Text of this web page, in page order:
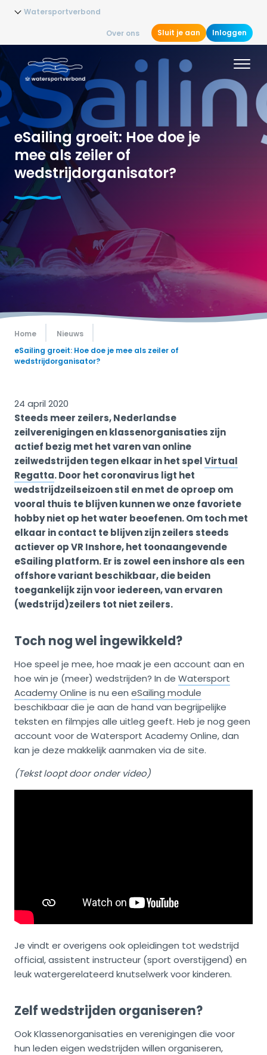
Watersportverbond
Over ons Sluit je aan Inloggen
eSailing groeit: Hoe doe je
mee als zeiler of
wedstrijdorganisator?
Home
Nieuws
eSailing groeit: Hoe doe je mee als zeiler of
wedstrijdorganisator?
24 april 2020
Steeds meer zeilers, Nederlandse
zeilverenigingen en klassenorganisaties zijn
actief bezig met het varen van online
zeilwedstrijden tegen elkaar in het spelVirtual
Regatta. Door het coronavirus ligt het
wedstrijdzeilseizoen stil en met de oproep om
vooral thuis te blijven kunnen we onze favoriete
hobby niet op het water beoefenen. Om toch met
elkaar in contact te blijven zijn zeilers steeds
actiever op VR Inshore, het toonaangevende
eSailing platform. Er is zowel een inshore als een
offshore variant beschikbaar, die beiden
toegankelijk zijn voor iedereen, van ervaren
(wedstrijd)zeilers tot niet zeilers.
Toch nog wel ingewikkeld?
Hoe speel je mee, hoe maak je een account aan en
hoe win je (meer) wedstrijden? In de Watersport
Academy Online is nu een eSailing module
beschikbaar die je aan de hand van begrijpelijke
teksten en filmpjes alle uitleg geeft. Heb je nog geen
account voor de Watersport Academy Online, dan
kan je deze makkelijk aanmaken via de site.
(Tekst loopt door onder video)
Je vindt er overigens ook opleidingen tot wedstrijd
official, assistent instructeur (sport overstijgend) en
leuk watergerelateerd knutselwerk voor kinderen.
Zelf wedstrijden organiseren?
Ook Klassenorganisaties en verenigingen die voor
hun leden eigen wedstrijden willen organiseren,